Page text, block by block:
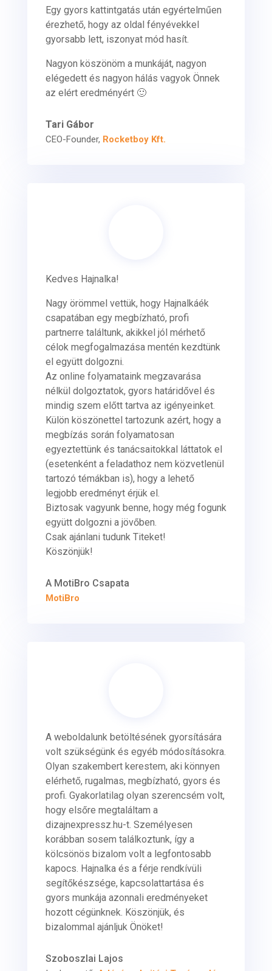
Egy gyors kattintgatás után egyértelműen
érezhető, hogy az oldal fényévekkel
gyorsabb lett, iszonyat mód hasít.
Nagyon köszönöm a munkáját, nagyon
elégedett és nagyon hálás vagyok Önnek
az elért eredményért 🙂
Tari Gábor
CEO-Founder, Rocketboy Kft.
Kedves Hajnalka!
Nagy örömmel vettük, hogy Hajnalkáék
csapatában egy megbízható, profi
partnerre találtunk, akikkel jól mérhető
célok megfogalmazása mentén kezdtünk
el együtt dolgozni.
Az online folyamataink megzavarása
nélkül dolgoztatok, gyors határidővel és
mindig szem előtt tartva az igényeinket.
Külön köszönettel tartozunk azért, hogy a
megbízás során folyamatosan
egyeztettünk és tanácsaitokkal láttatok el
(esetenként a feladathoz nem közvetlenül
tartozó témákban is), hogy a lehető
legjobb eredményt érjük el.
Biztosak vagyunk benne, hogy még fogunk
együtt dolgozni a jövőben.
Csak ajánlani tudunk Titeket!
Köszönjük!
A MotiBro Csapata
MotiBro
A weboldalunk betöltésének gyorsítására
volt szükségünk és egyéb módosításokra.
Olyan szakembert kerestem, aki könnyen
elérhető, rugalmas, megbízható, gyors és
profi. Gyakorlatilag olyan szerencsém volt,
hogy elsőre megtaláltam a
dizajnexpressz.hu-t. Személyesen
korábban sosem találkoztunk, így a
kölcsönös bizalom volt a legfontosabb
kapocs. Hajnalka és a férje rendkívüli
segítőkészsége, kapcsolattartása és
gyors munkája azonnali eredményeket
hozott cégünknek. Köszönjük, és
bizalommal ajánljuk Önöket!
Szoboszlai Lajos